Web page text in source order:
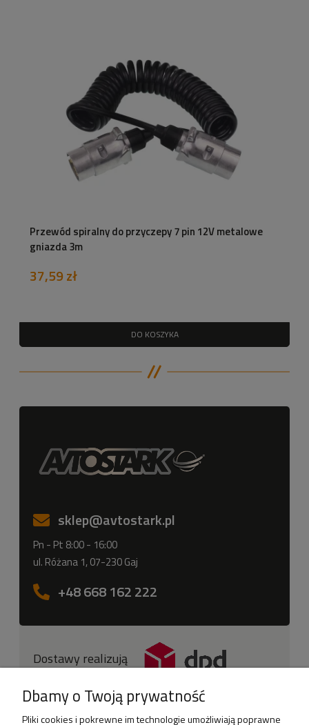
Przewód spiralny do przyczepy 7 pin 12V metalowe
gniazda 3m
37,59 zł
DO KOSZYKA
sklep@avtostark.pl
Pn - Pt 8:00 - 16:00
ul. Różana 1, 07-230 Gaj
+48 668 162 222
Dostawy realizują
Dbamy o Twoją prywatność
Pliki cookies i pokrewne im technologie umożliwiają poprawne